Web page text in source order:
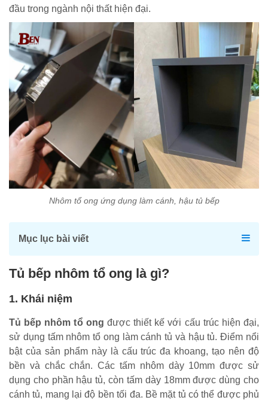
đầu trong ngành nội thất hiện đại.
Nhôm tổ ong ứng dụng làm cánh, hậu tủ bếp
Mục lục bài viết
Tủ bếp nhôm tổ ong là gì?
1. Khái niệm
Tủ bếp nhôm tổ ong được thiết kế với cấu trúc hiện đại,
sử dụng tấm nhôm tổ ong làm cánh tủ và hậu tủ. Điểm nổi
bật của sản phẩm này là cấu trúc đa khoang, tạo nên độ
bền và chắc chắn. Các tấm nhôm dày 10mm được sử
dụng cho phần hậu tủ, còn tấm dày 18mm được dùng cho
cánh tủ, mang lại độ bền tối đa. Bề mặt tủ có thể được phủ